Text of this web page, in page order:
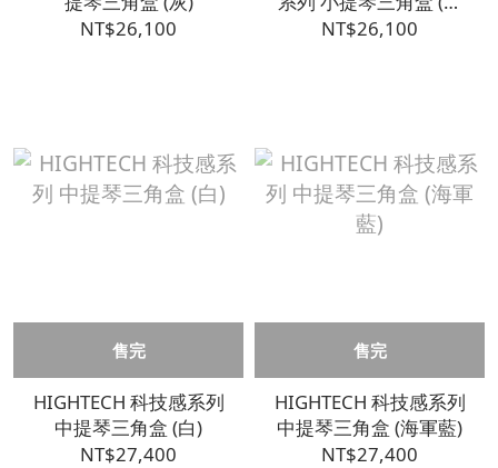
NT$26,100
絲銀)
NT$26,100
售完
HIGHTECH 科技感系列
中提琴三角盒 (白)
NT$27,400
售完
HIGHTECH 科技感系列
中提琴三角盒 (海軍藍)
NT$27,400